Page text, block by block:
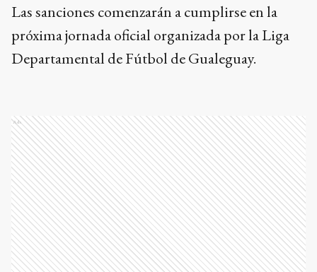
Las sanciones comenzarán a cumplirse en la
próxima jornada oficial organizada por la Liga
Departamental de Fútbol de Gualeguay.
Ads